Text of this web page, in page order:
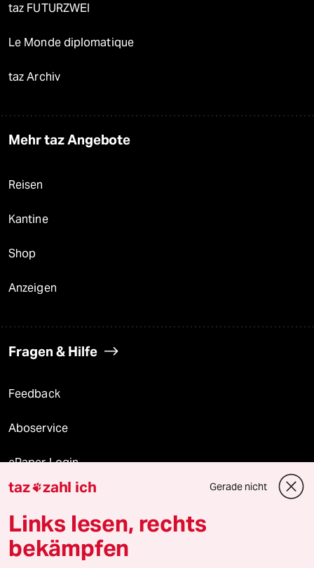
taz FUTURZWEI
Le Monde diplomatique
taz Archiv
Mehr taz Angebote
Reisen
Kantine
Shop
Anzeigen
Fragen & Hilfe
Feedback
Aboservice
ePaper Login
Downloads für Abonnierende
© 2026 taz Verlags und Vertriebs GmbH
taz zahl ich Gerade nicht
Links lesen, rechts
bekämpfen